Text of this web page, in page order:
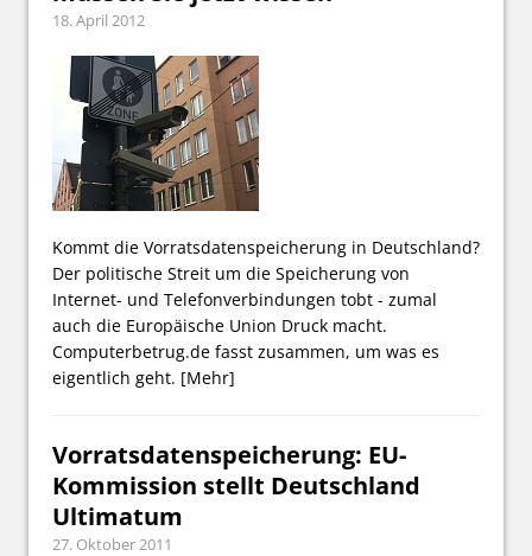
18. April 2012
Kommt die Vorratsdatenspeicherung in Deutschland?
Der politische Streit um die Speicherung von
Internet- und Telefonverbindungen tobt - zumal
auch die Europäische Union Druck macht.
Computerbetrug.de fasst zusammen, um was es
eigentlich geht. [Mehr]
Vorratsdatenspeicherung: EU-
Kommission stellt Deutschland
Ultimatum
27. Oktober 2011